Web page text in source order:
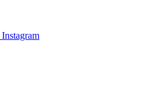
Instagram